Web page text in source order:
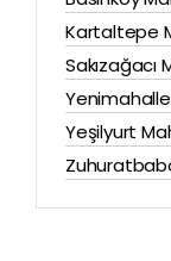
Kartaltepe
Sakızağacı
Yeşilyurt